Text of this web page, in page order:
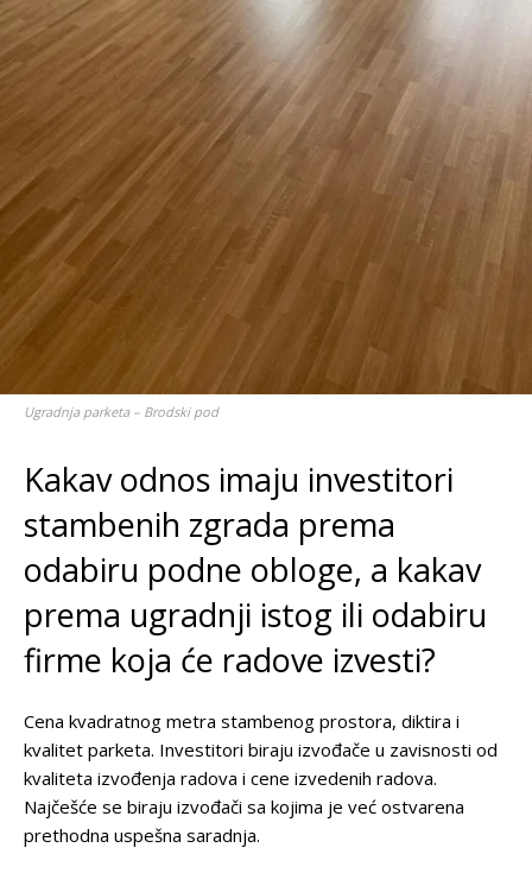
Ugradnja parketa – Brodski pod
Kakav odnos imaju investitori
stambenih zgrada prema
odabiru podne obloge, a kakav
prema ugradnji istog ili odabiru
firme koja će radove izvesti?
Cena kvadratnog metra stambenog prostora, diktira i
kvalitet parketa. Investitori biraju izvođače u zavisnosti od
kvaliteta izvođenja radova i cene izvedenih radova.
Najčešće se biraju izvođači sa kojima je već ostvarena
prethodna uspešna saradnja.